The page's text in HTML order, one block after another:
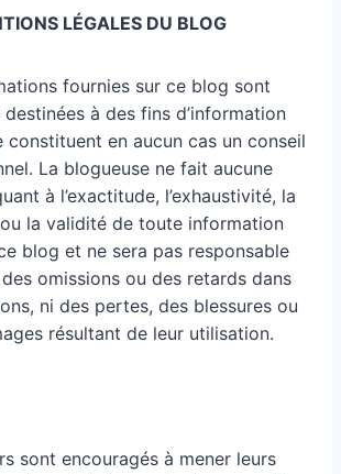
LÉGALES DU BLOG
fournies sur ce blog sont
destinées à des fins d’information
constituent en aucun cas un conseil
La blogueuse ne fait aucune
à l’exactitude, l’exhaustivité, la
la validité de toute information
blog et ne sera pas responsable
omissions ou des retards dans
ni des pertes, des blessures ou
résultant de leur utilisation.
sont encouragés à mener leurs